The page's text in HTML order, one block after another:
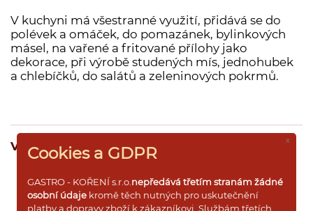
Přihlášení pro VO
V kuchyni má všestranné využití, přidává se do
polévek a omáček, do pomazánek, bylinkových
másel, na vařené a fritované přílohy jako
dekorace, při výrobě studených mís, jednohubek
a chlebíčků, do salátů a zeleninových pokrmů.
Vyberte si požadovanou variantu a množství:
sáček 1kg 340 ,-
x
Cookies a GDPR
GASTRO - KOŘENÍ s.r.o. nepředává třetím stranám žádné
osobní údaje kromě těch nutných pro uskutečnění
platby a dopravy zboží k zákazníkovi. Službám třetích